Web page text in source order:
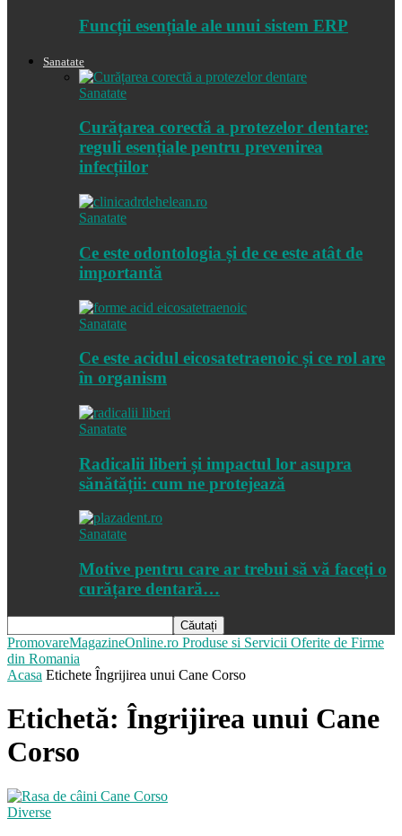
Funcții esențiale ale unui sistem ERP
Sanatate
Sanatate
Curățarea corectă a protezelor dentare:
reguli esențiale pentru prevenirea
infecțiilor
Sanatate
Ce este odontologia și de ce este atât de
importantă
Sanatate
Ce este acidul eicosatetraenoic și ce rol are
în organism
Sanatate
Radicalii liberi și impactul lor asupra
sănătății: cum ne protejează
Sanatate
Motive pentru care ar trebui să vă faceți o
curățare dentară…
PromovareMagazineOnline.ro Produse si Servicii Oferite de Firme
din Romania
Acasa Etichete Îngrijirea unui Cane Corso
Etichetă: Îngrijirea unui Cane
Corso
Diverse